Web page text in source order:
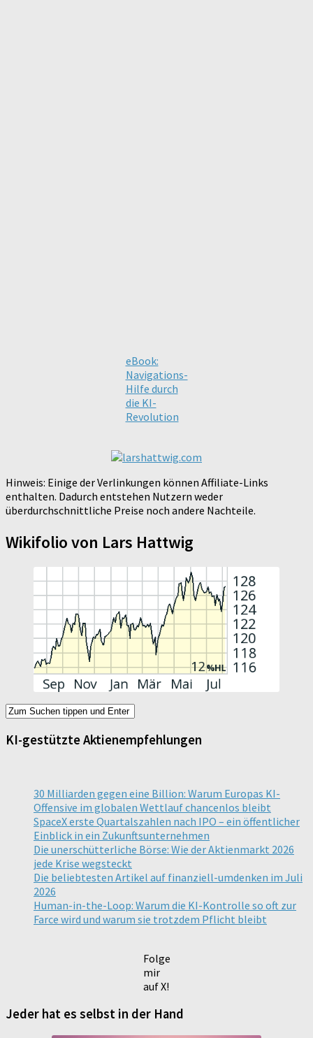
eBook:
Navigations-
Hilfe durch
die KI-
Revolution
Hinweis: Einige der Verlinkungen können Affiliate-Links
enthalten. Dadurch entstehen Nutzern weder
überdurchschnittliche Preise noch andere Nachteile.
Wikifolio von Lars Hattwig
KI-gestützte Aktienempfehlungen
30 Milliarden gegen eine Billion: Warum Europas KI-
Offensive im globalen Wettlauf chancenlos bleibt
SpaceX erste Quartalszahlen nach IPO – ein öffentlicher
Einblick in ein Zukunftsunternehmen
Die unerschütterliche Börse: Wie der Aktienmarkt 2026
jede Krise wegsteckt
Die beliebtesten Artikel auf finanziell-umdenken im Juli
2026
Human-in-the-Loop: Warum die KI-Kontrolle so oft zur
Farce wird und warum sie trotzdem Pflicht bleibt
Folge
mir
auf X!
Jeder hat es selbst in der Hand